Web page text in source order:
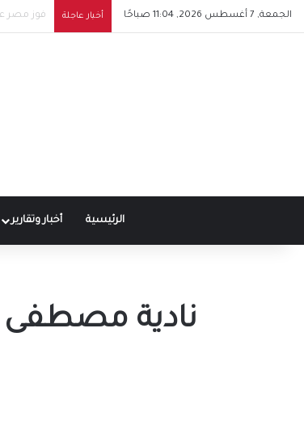
الجمعة, 7 أغسطس 2026, 11:04 صباحًا أخبار عاجلة توقيع
الرئيسية أخبار وتقارير
نادية